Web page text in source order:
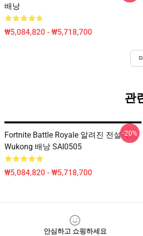
배낭
₩5,084,820 - ₩5,718,700
관
Fortnite Battle Royale 알려진 전설적인
Wukong 배낭 SAI0505
₩5,084,820 - ₩5,718,700
-20%
안심하고 쇼핑하세요